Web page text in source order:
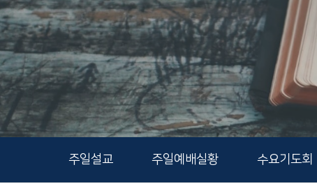
주일설교 주일예배실황 수요기도회